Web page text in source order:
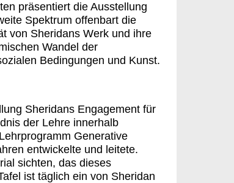
präsentiert die Ausstellung
Spektrum offenbart die
von Sheridans Werk und ihre
Wandel der
Bedingungen und Kunst.
Sheridans Engagement für
der Lehre innerhalb
Generative
entwickelte und leitete.
sichten, das dieses
ist täglich ein von Sheridan